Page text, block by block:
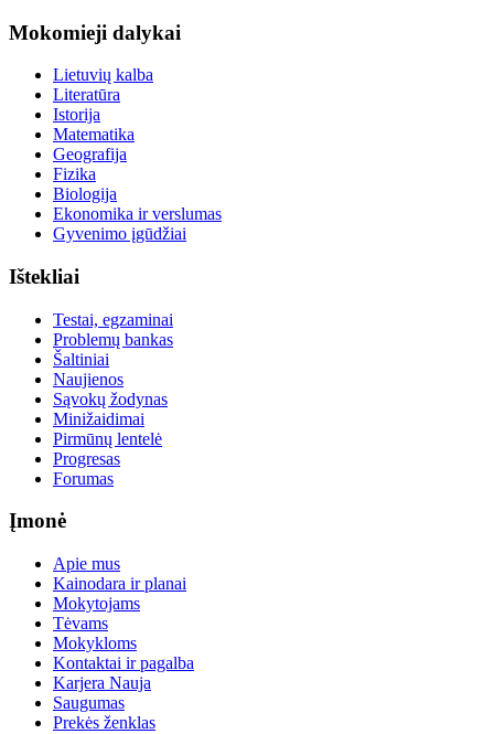
Mokomieji dalykai
Lietuvių kalba
Literatūra
Istorija
Matematika
Geografija
Fizika
Biologija
Ekonomika ir verslumas
Gyvenimo įgūdžiai
Ištekliai
Testai, egzaminai
Problemų bankas
Šaltiniai
Naujienos
Sąvokų žodynas
Minižaidimai
Pirmūnų lentelė
Progresas
Forumas
Įmonė
Apie mus
Kainodara ir planai
Mokytojams
Tėvams
Mokykloms
Kontaktai ir pagalba
Karjera Nauja
Saugumas
Prekės ženklas